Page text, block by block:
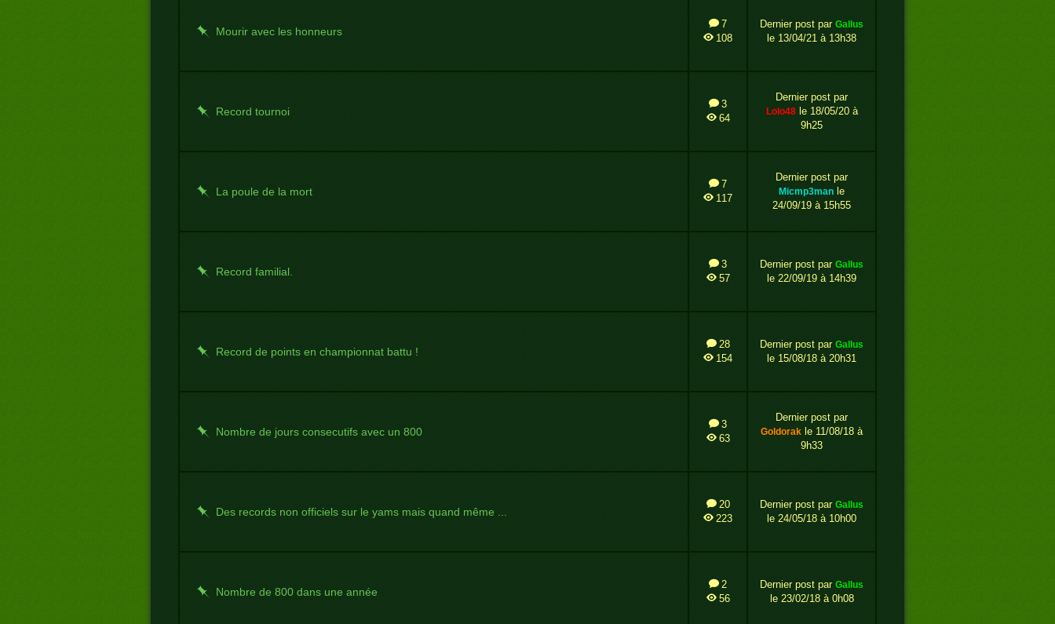
Mourir avec les honneurs
7
108
Dernier post par gallus
le 13/04/21 à 13h38
Record tournoi
3
64
Dernier post par
lolo48 le 18/05/20 à
9h25
La poule de la mort
7
117
Dernier post par
micmp3man le
24/09/19 à 15h55
Record familial.
3
57
Dernier post par gallus
le 22/09/19 à 14h39
Record de points en championnat battu !
28
154
Dernier post par gallus
le 15/08/18 à 20h31
Nombre de jours consecutifs avec un 800
3
63
Dernier post par
goldorak le 11/08/18 à
9h33
Des records non officiels sur le yams mais quand même ...
20
223
Dernier post par gallus
le 24/05/18 à 10h00
Nombre de 800 dans une année
2
56
Dernier post par gallus
le 23/02/18 à 0h08